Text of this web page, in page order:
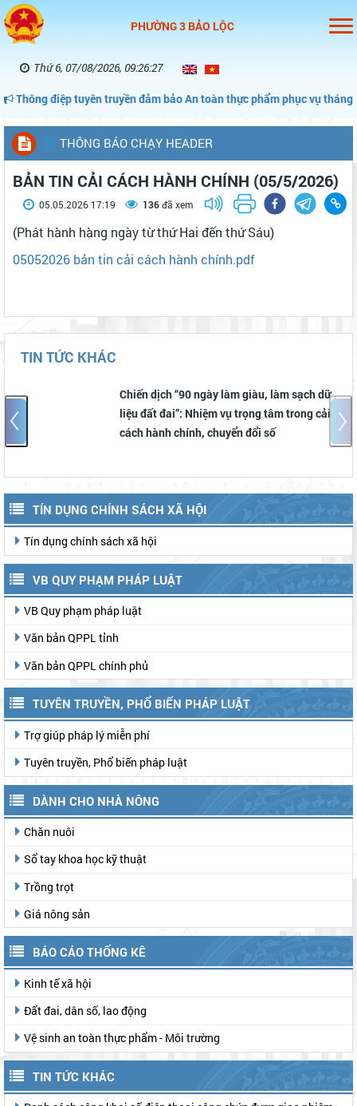
PHƯỜNG 3 BẢO LỘC
Thứ 6, 07/08/2026, 09:26:27
điệp tuyên truyền đảm bảo An toàn thực phẩm phục vụ tháng
THÔNG BÁO CHẠY HEADER
BẢN TIN CẢI CÁCH HÀNH CHÍNH (05/5/2026)
05.05.2026 17:19 136đã xem
(Phát hành hàng ngày từ thứ Hai đến thứ Sáu)
05052026 bản tin cải cách hành chính.pdf
TIN TỨC KHÁC
Chiến dịch “90 ngày làm giàu, làm sạch dữ
liệu đất đai”: Nhiệm vụ trọng tâm trong cải
cách hành chính, chuyển đổi số
TÍN DỤNG CHÍNH SÁCH XÃ HỘI
Tín dụng chính sách xã hội
VB QUY PHẠM PHÁP LUẬT
VB Quy phạm pháp luật
Văn bản QPPL tỉnh
Văn bản QPPL chính phủ
TUYÊN TRUYỀN, PHỔ BIẾN PHÁP LUẬT
Trợ giúp pháp lý miễn phí
Tuyên truyền, Phổ biến pháp luật
DÀNH CHO NHÀ NÔNG
Chăn nuôi
Sổ tay khoa học kỹ thuật
Trồng trọt
Giá nông sản
BÁO CÁO THỐNG KÊ
Kinh tế xã hội
Đất đai, dân số, lao động
Vệ sinh an toàn thực phẩm - Môi trường
TIN TỨC KHÁC